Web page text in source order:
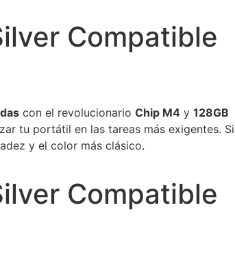
Compatible
con el revolucionario Chip M4 y 128GB
tu portátil en las tareas más exigentes. Si
y el color más clásico.
Compatible